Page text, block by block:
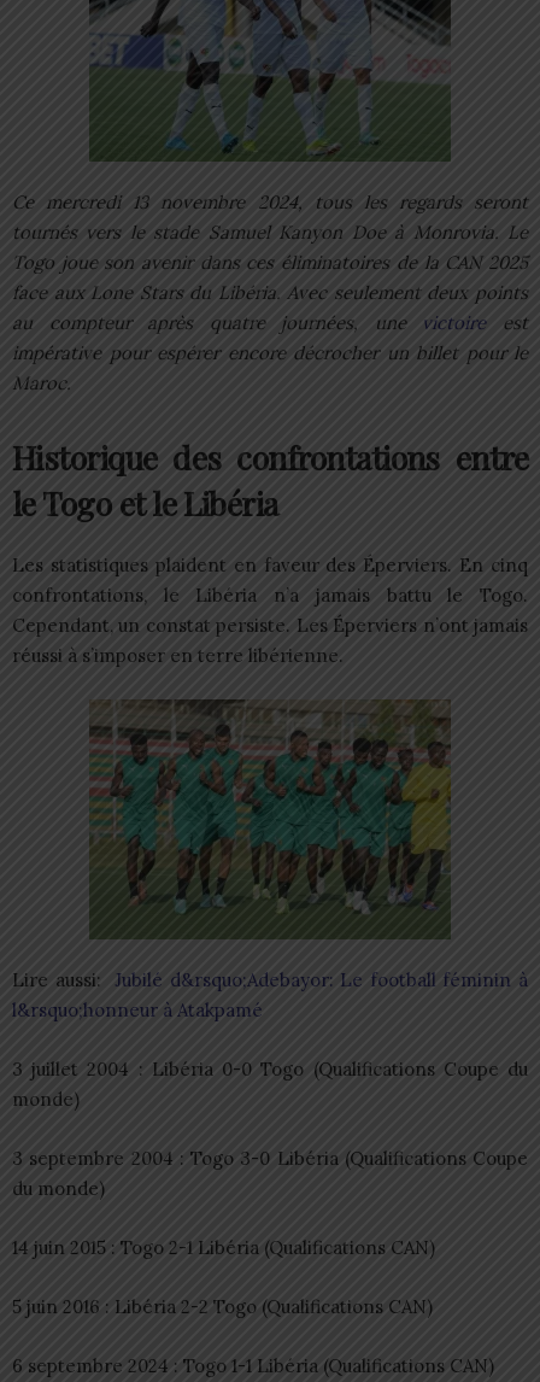
Ce mercredi 13 novembre 2024, tous les regards seront
tournés vers le stade Samuel Kanyon Doe à Monrovia. Le
Togo joue son avenir dans ces éliminatoires de la CAN 2025
face aux Lone Stars du Libéria. Avec seulement deux points
au compteur après quatre journées, une victoireest
impérative pour espérer encore décrocher un billet pour le
Maroc.
Historique des confrontations entre
le Togo et le Libéria
Les statistiques plaident en faveur des Éperviers. En cinq
confrontations, le Libéria n’a jamais battu le Togo.
Cependant, un constat persiste. Les Éperviers n’ont jamais
réussi à s’imposer en terre libérienne.
Lire aussi: Jubilé d&rsquo;Adebayor: Le football féminin à
l&rsquo;honneur à Atakpamé
3 juillet 2004 : Libéria 0-0 Togo (Qualifications Coupe du
monde)
3 septembre 2004 : Togo 3-0 Libéria (Qualifications Coupe
du monde)
14 juin 2015 : Togo 2-1 Libéria (Qualifications CAN)
5 juin 2016 : Libéria 2-2 Togo (Qualifications CAN)
6 septembre 2024 : Togo 1-1 Libéria (Qualifications CAN)